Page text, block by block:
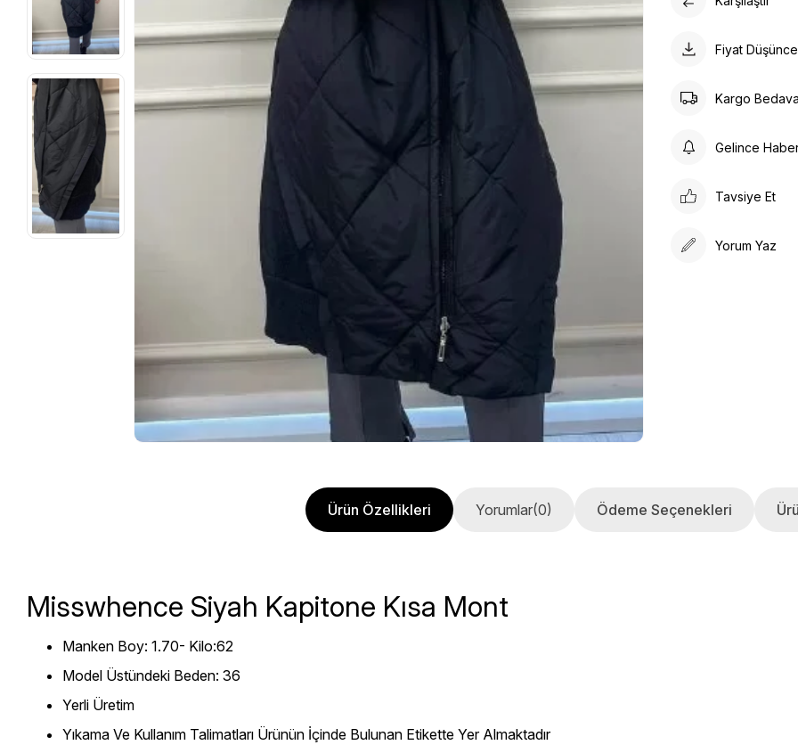
Fiyat
Kargo
Gelince
Tavsiye Et
Yorum Yaz
Ürün Özellikleri Yorumlar(0) Ödeme Seçenekleri
Misswhence Siyah Kapitone Kısa Mont
Manken Boy: 1.70- Kilo:62
Model Üstündeki Beden: 36
Yerli Üretim
Yıkama Ve Kullanım Talimatları Ürünün İçinde Bulunan Etikette Yer Almaktadır